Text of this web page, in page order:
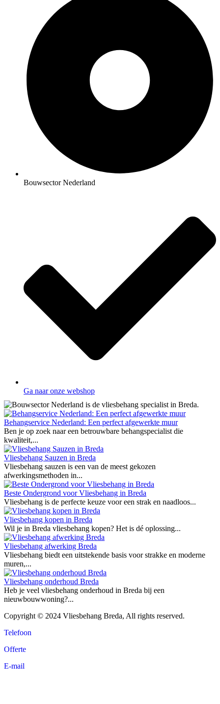
Bouwsector Nederland
Ga naar onze webshop
Behangservice Nederland: Een perfect afgewerkte muur
Ben je op zoek naar een betrouwbare behangspecialist die
kwaliteit,...
Vliesbehang Sauzen in Breda
Vliesbehang sauzen is een van de meest gekozen
afwerkingsmethoden in...
Beste Ondergrond voor Vliesbehang in Breda
Vliesbehang is de perfecte keuze voor een strak en naadloos...
Vliesbehang kopen in Breda
Wil je in Breda vliesbehang kopen? Het is dé oplossing...
Vliesbehang afwerking Breda
Vliesbehang biedt een uitstekende basis voor strakke en moderne
muren,...
Vliesbehang onderhoud Breda
Heb je veel vliesbehang onderhoud in Breda bij een
nieuwbouwwoning?...
Copyright © 2024 Vliesbehang Breda, All rights reserved.
Telefoon
Offerte
E-mail